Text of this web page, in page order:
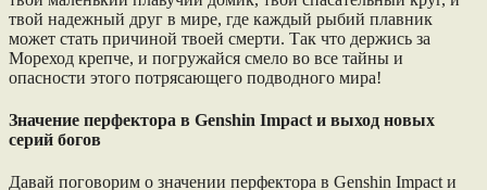
твой надежный друг в мире, где каждый рыбий плавник
может стать причиной твоей смерти. Так что держись за
Мореход крепче, и погружайся смело во все тайны и
опасности этого потрясающего подводного мира!
Значение перфектора в Genshin Impact и выход новых
серий богов
Давай поговорим о значении перфектора в Genshin Impact и